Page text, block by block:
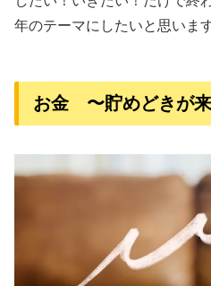
年のテーマにしたいと思います
お金 〜貯めどきが来